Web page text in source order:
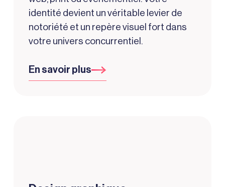
identité devient un véritable levier de
notoriété et un repère visuel fort dans
votre univers concurrentiel.
En savoir plus